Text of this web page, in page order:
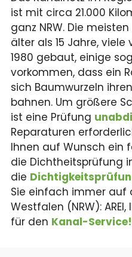
ist mit circa 21.000
ganz NRW. Die
älter als 15 Jahre,
1980 gebaut, einige
vorkommen, dass ein
sich Baumwurzeln
bahnen. Um größere
ist eine Prüfung
Reparaturen
Ihnen auf Wunsch ein
die Dichtheitsprüfung
die
Sie einfach immer auf
Westfalen (NRW):
für den Kanal-Service!